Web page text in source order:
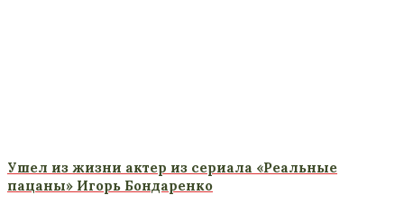
Ушел из жизни актер из сериала «Реальные
пацаны» Игорь Бондаренко